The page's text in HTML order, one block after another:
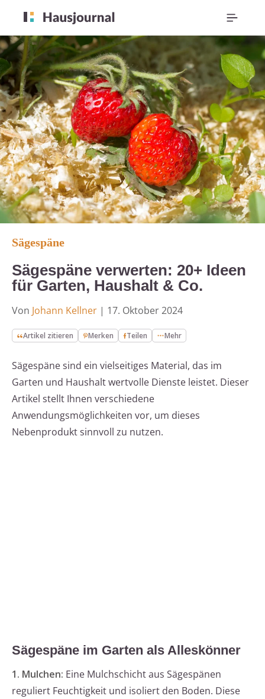
Sägespäne
Sägespäne verwerten: 20+ Ideen
für Garten, Haushalt & Co.
Von Johann Kellner | 17. Oktober 2024
Artikel zitieren Merken Teilen Mehr
Sägespäne sind ein vielseitiges Material, das im
Garten und Haushalt wertvolle Dienste leistet. Dieser
Artikel stellt Ihnen verschiedene
Anwendungsmöglichkeiten vor, um dieses
Nebenprodukt sinnvoll zu nutzen.
Sägespäne im Garten als Alleskönner
1. Mulchen: Eine Mulchschicht aus Sägespänen
reguliert Feuchtigkeit und isoliert den Boden. Diese